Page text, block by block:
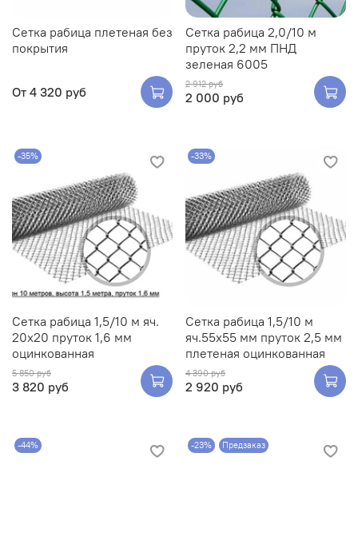
Сетка рабица плетеная без
покрытия
От 4 320 руб
Сетка рабица 2,0/10 м
пруток 2,2 мм ПНД
зеленая 6005
2 912 руб
2 000 руб
-35%
Сетка рабица 1,5/10 м яч.
20х20 пруток 1,6 мм
оцинкованная
5 850 руб
3 820 руб
-33%
Сетка рабица 1,5/10 м
яч.55х55 мм пруток 2,5 мм
плетеная оцинкованная
4 390 руб
2 920 руб
-44% -23% Предзаказ